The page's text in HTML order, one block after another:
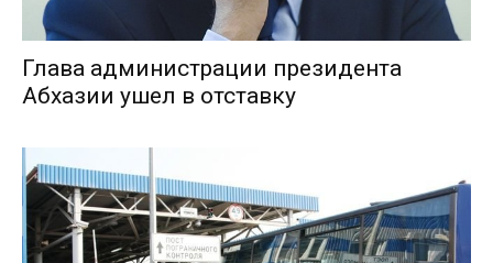
Глава администрации президента
Абхазии ушел в отставку